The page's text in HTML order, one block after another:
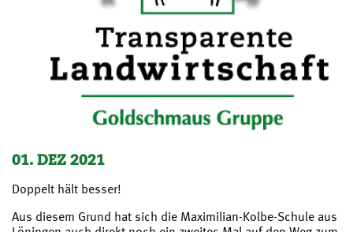
01. DEZ 2021
Doppelt hält besser!
Aus diesem Grund hat sich die Maximilian-Kolbe-Schule aus